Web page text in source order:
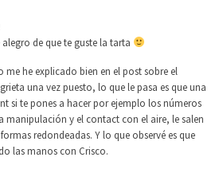
de que te guste la tarta
me he explicado bien en el post sobre el
una vez puesto, lo que le pasa es que una
si te pones a hacer por ejemplo los números
manipulación y el contact con el aire, le salen
redondeadas. Y lo que observé es que
las manos con Crisco.